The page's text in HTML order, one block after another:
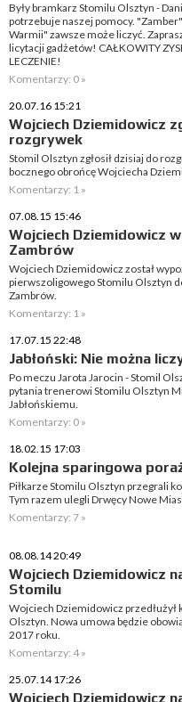
Były bramkarz Stomilu Olsztyn -
potrzebuje naszej pomocy.
Warmii" zawsze może liczyć.
licytacji gadżetów! CAŁKOWITY
LECZENIE!
Komentarzy: 0 »
20.07.16 15:21
Wojciech Dziemidowicz
rozgrywek
Stomil Olsztyn zgłosił dzisiaj do
bocznego obrońcę Wojciecha
Komentarzy: 1 »
07.08.15 15:46
Wojciech Dziemidowicz
Zambrów
Wojciech Dziemidowicz został
pierwszoligowego Stomilu Olsztyn
Zambrów.
Komentarzy: 1 »
17.07.15 22:48
Jabłoński: Nie można
Po meczu Jarota Jarocin - Stomil
pytania trenerowi Stomilu Olsztyn
Jabłońskiemu.
Komentarzy: 0 »
18.02.15 17:03
Kolejna sparingowa
Piłkarze Stomilu Olsztyn przegrali
Tym razem ulegli Drwęcy Nowe
Komentarzy: 7 »
08.08.14 20:49
Wojciech Dziemidowicz
Stomilu
Wojciech Dziemidowicz przedłużył
Olsztyn. Nowa umowa będzie
2017 roku.
Komentarzy: 4 »
25.07.14 17:26
Wojciech Dziemidowicz